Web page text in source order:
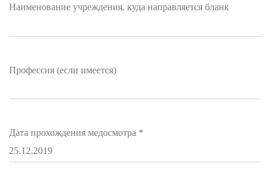
Наименование учреждения, куда направляется бланк
Профессия (если имеется)
Дата прохождения медосмотра *